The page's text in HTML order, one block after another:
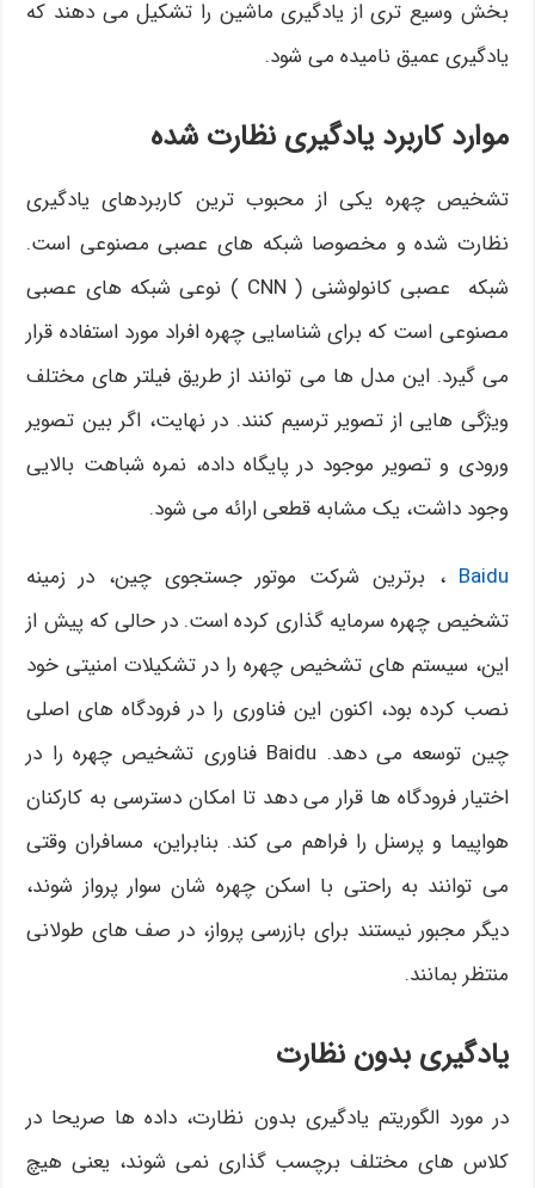
بخش وسیع تری از یادگیری ماشین را تشکیل می دهند که
یادگیری عمیق نامیده می شود.
موارد کاربرد یادگیری نظارت شده
تشخیص چهره یکی از محبوب ترین کاربردهای یادگیری
نظارت شده و مخصوصا شبکه های عصبی مصنوعی است.
شبکه عصبی کانولوشنی ( CNN ) نوعی شبکه های عصبی
مصنوعی است که برای شناسایی چهره افراد مورد استفاده قرار
می گیرد. این مدل ها می توانند از طریق فیلتر های مختلف
ویژگی هایی از تصویر ترسیم کنند. در نهایت، اگر بین تصویر
ورودی و تصویر موجود در پایگاه داده، نمره شباهت بالایی
وجود داشت، یک مشابه قطعی ارائه می شود.
Baidu ، برترین شرکت موتور جستجوی چین، در زمینه
تشخیص چهره سرمایه گذاری کرده است. در حالی که پیش از
این، سیستم های تشخیص چهره را در تشکیلات امنیتی خود
نصب کرده بود، اکنون این فناوری را در فرودگاه های اصلی
چین توسعه می دهد. Baidu فناوری تشخیص چهره را در
اختیار فرودگاه ها قرار می دهد تا امکان دسترسی به کارکنان
هواپیما و پرسنل را فراهم می کند. بنابراین، مسافران وقتی
می توانند به راحتی با اسکن چهره شان سوار پرواز شوند،
دیگر مجبور نیستند برای بازرسی پرواز، در صف های طولانی
منتظر بمانند.
یادگیری بدون نظارت
در مورد الگوریتم یادگیری بدون نظارت، داده ها صریحا در
کلاس های مختلف برچسب گذاری نمی شوند، یعنی هیچ